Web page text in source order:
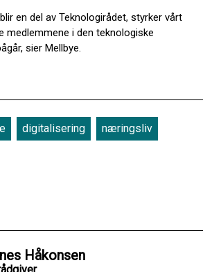
en del av Teknologirådet, styrker vårt
medlemmene i den teknologiske
sier Mellbye.
digitalisering næringsliv
Håkonsen